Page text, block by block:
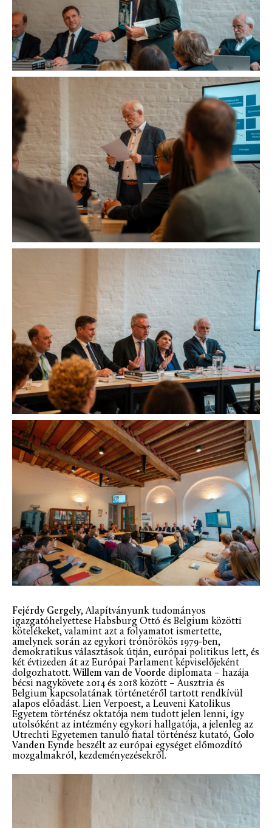
Fejérdy Gergely, Alapítványunk tudományos
igazgatóhelyettese Habsburg Ottó és Belgium közötti
kötelékeket, valamint azt a folyamatot ismertette,
amelynek során az egykori trónörökös 1979-ben,
demokratikus választások útján, európai politikus lett, és
két évtizeden át az Európai Parlament képviselőjeként
dolgozhatott. Willem van de Voorde diplomata – hazája
bécsi nagykövete 2014 és 2018 között – Ausztria és
Belgium kapcsolatának történetéről tartott rendkívül
alapos előadást. Lien Verpoest, a Leuveni Katolikus
Egyetem történész oktatója nem tudott jelen lenni, így
utolsóként az intézmény egykori hallgatója, a jelenleg az
Utrechti Egyetemen tanuló fiatal történész kutató, Golo
Vanden Eynde beszélt az európai egységet előmozdító
mozgalmakról, kezdeményezésekről.